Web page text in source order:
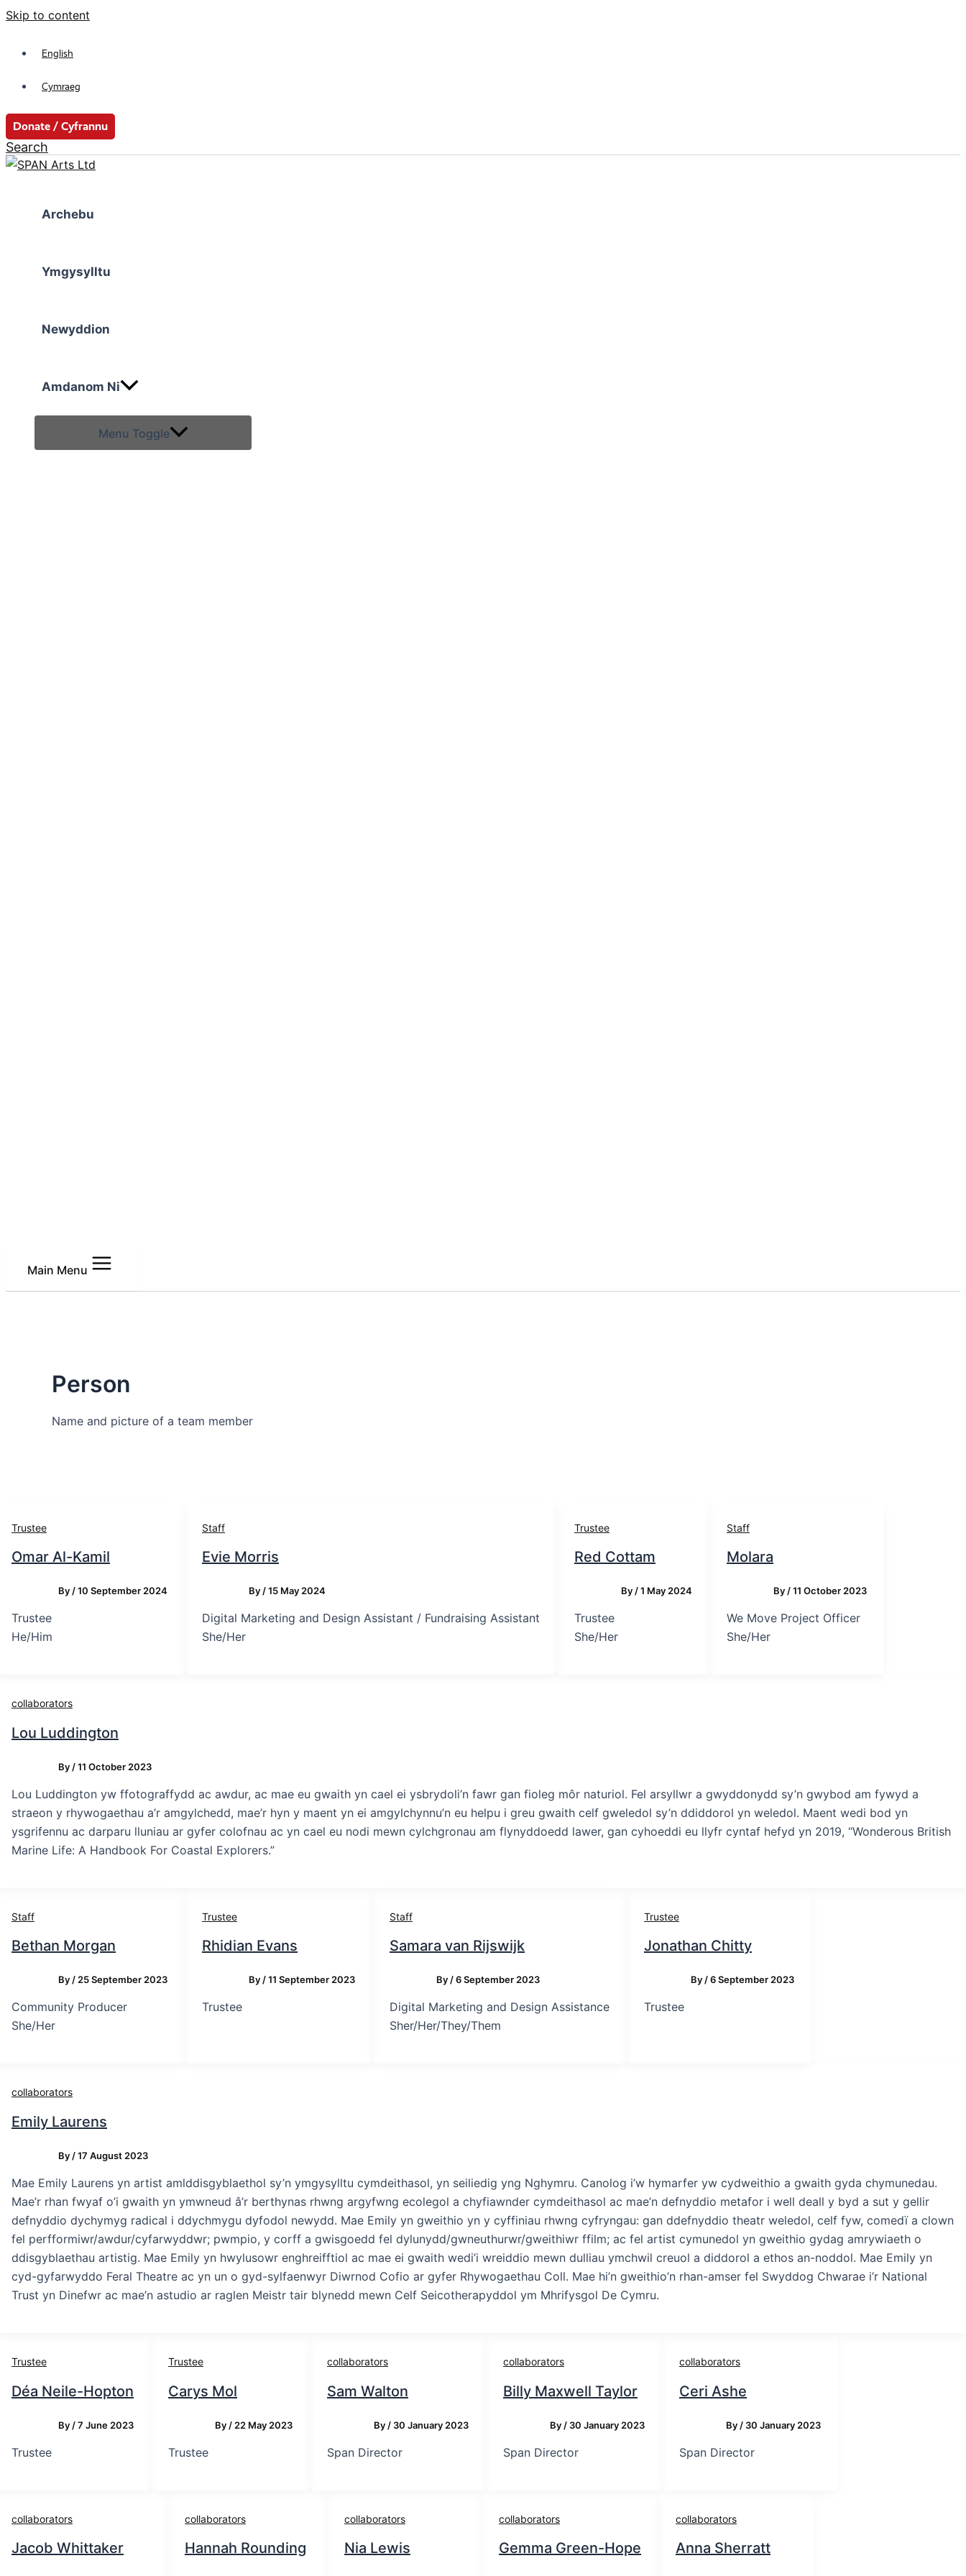
Skip to content
English
Cymraeg
Donate / Cyfrannu
Search
Archebu
Ymgysylltu
Newyddion
Amdanom Ni
Menu Toggle
Main Menu
Person
Name and picture of a team member
Trustee
Omar Al-Kamil
By /10 September 2024
Trustee
He/Him
Staff
Evie Morris
By /15 May 2024
Digital Marketing and Design Assistant / Fundraising Assistant
She/Her
Trustee
Red Cottam
By /1 May 2024
Trustee
She/Her
Staff
Molara
By /11 October 2023
We Move Project Officer
She/Her
collaborators
Lou Luddington
By /11 October 2023
Lou Luddington yw ffotograffydd ac awdur, ac mae eu gwaith yn cael ei ysbrydoli’n fawr gan fioleg môr naturiol. Fel arsyllwr a gwyddonydd sy’n gwybod am fywyd a
straeon y rhywogaethau a’r amgylchedd, mae’r hyn y maent yn ei amgylchynnu’n eu helpu i greu gwaith celf gweledol sy’n ddiddorol yn weledol. Maent wedi bod yn
ysgrifennu ac darparu lluniau ar gyfer colofnau ac yn cael eu nodi mewn cylchgronau am flynyddoedd lawer, gan cyhoeddi eu llyfr cyntaf hefyd yn 2019, “Wonderous British
Marine Life: A Handbook For Coastal Explorers.”
Staff
Bethan Morgan
By/25 September 2023
Community Producer
She/Her
Trustee
Rhidian Evans
By/11 September 2023
Trustee
Staff
Samara van Rijswijk
By/6 September 2023
Digital Marketing and Design Assistance
Sher/Her/They/Them
Trustee
Jonathan Chitty
By/6 September 2023
Trustee
collaborators
Emily Laurens
By /17 August 2023
Mae Emily Laurens yn artist amlddisgyblaethol sy’n ymgysylltu cymdeithasol, yn seiliedig yng Nghymru. Canolog i’w hymarfer yw cydweithio a gwaith gyda chymunedau.
Mae’r rhan fwyaf o’i gwaith yn ymwneud â’r berthynas rhwng argyfwng ecolegol a chyfiawnder cymdeithasol ac mae’n defnyddio metafor i well deall y byd a sut y gellir
defnyddio dychymyg radical i ddychmygu dyfodol newydd. Mae Emily yn gweithio yn y cyffiniau rhwng cyfryngau: gan ddefnyddio theatr weledol, celf fyw, comedï a clown
fel perfformiwr/awdur/cyfarwyddwr; pwmpio, y corff a gwisgoedd fel dylunydd/gwneuthurwr/gweithiwr ffilm; ac fel artist cymunedol yn gweithio gydag amrywiaeth o
ddisgyblaethau artistig. Mae Emily yn hwylusowr enghreifftiol ac mae ei gwaith wedi’i wreiddio mewn dulliau ymchwil creuol a diddorol a ethos an-noddol. Mae Emily yn
cyd-gyfarwyddo Feral Theatre ac yn un o gyd-sylfaenwyr Diwrnod Cofio ar gyfer Rhywogaethau Coll. Mae hi’n gweithio’n rhan-amser fel Swyddog Chwarae i’r National
Trust yn Dinefwr ac mae’n astudio ar raglen Meistr tair blynedd mewn Celf Seicotherapyddol ym Mhrifysgol De Cymru.
Trustee
Déa Neile-Hopton
By /7 June 2023
Trustee
Trustee
Carys Mol
By / 22 May 2023
Trustee
collaborators
Sam Walton
By / 30 January 2023
Span Director
collaborators
Billy Maxwell Taylor
By / 30 January 2023
Span Director
collaborators
Ceri Ashe
By / 30 January 2023
Span Director
collaborators
Jacob Whittaker
collaborators
Hannah Rounding
collaborators
Nia Lewis
collaborators
Gemma Green-Hope
collaborators
Anna Sherratt